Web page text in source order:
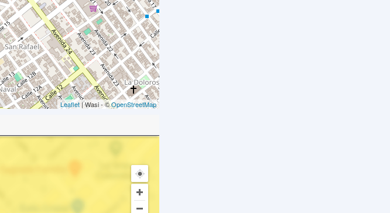
Leaflet| Wasi - ©OpenStreetMap